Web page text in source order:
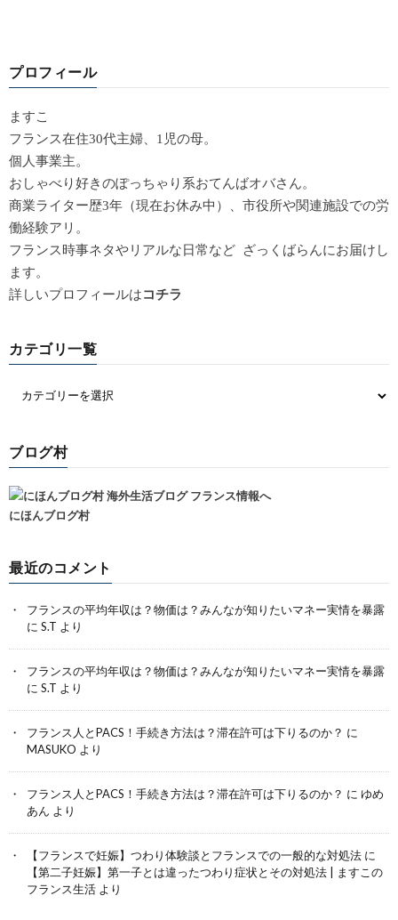
プロフィール
ますこ
フランス在住30代主婦、1児の母。
個人事業主。
おしゃべり好きのぽっちゃり系おてんばオバさん。
商業ライター歴3年（現在お休み中）、市役所や関連施設での労
働経験アリ。
フランス時事ネタやリアルな日常など ざっくばらんにお届けし
ます。
詳しいプロフィールはコチラ
カテゴリ一覧
ブログ村
にほんブログ村
最近のコメント
フランスの平均年収は？物価は？みんなが知りたいマネー実情を暴露
に S.T より
フランスの平均年収は？物価は？みんなが知りたいマネー実情を暴露
に S.T より
フランス人とPACS！手続き方法は？滞在許可は下りるのか？ に
MASUKO より
フランス人とPACS！手続き方法は？滞在許可は下りるのか？ に ゆめ
あん より
【フランスで妊娠】つわり体験談とフランスでの一般的な対処法 に
【第二子妊娠】第一子とは違ったつわり症状とその対処法 | ますこの
フランス生活 より